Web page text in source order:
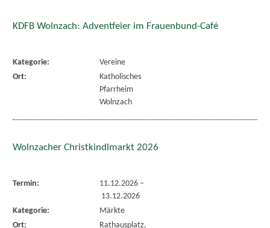
KDFB Wolnzach: Adventfeier im Frauenbund-Café
Kategorie:
Vereine
Ort:
Katholisches
Pfarrheim
Wolnzach
Wolnzacher Christkindlmarkt 2026
Termin: 11.12.2026–
13.12.2026
Kategorie:
Märkte
Ort:
Rathausplatz,